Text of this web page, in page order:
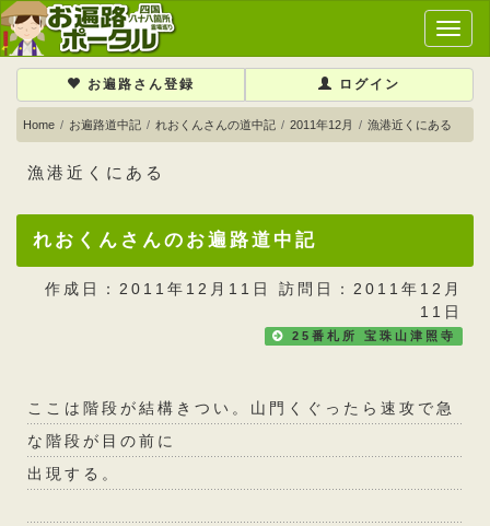
メ
イ
メ
ニ
ュ
お遍路さん登録 ログイン
Home お遍路道中記 れおくんさんの道中記 2011年12月 漁港近くにある
漁港近くにある
れおくんさんのお遍路道中記
作成日：2011年12月11日 訪問日：2011年12月
11日
25番札所 宝珠山津照寺
ここは階段が結構きつい。山門くぐったら速攻で急
な階段が目の前に
出現する。